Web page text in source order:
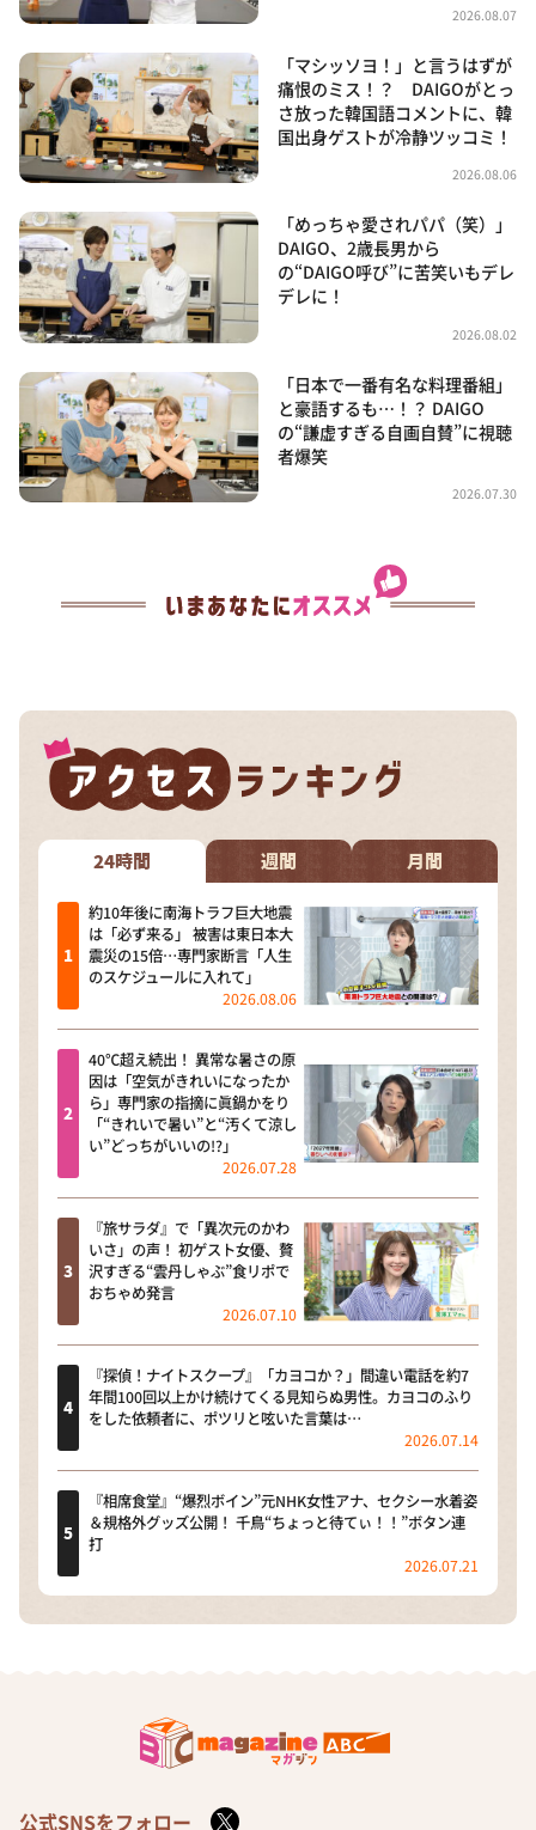
2026.08.07
「マシッソヨ！」と言うはずが
痛恨のミス！？ DAIGOがとっ
さ放った韓国語コメントに、韓
国出身ゲストが冷静ツッコミ！
2026.08.06
「めっちゃ愛されパパ（笑）」
DAIGO、2歳長男から
の“DAIGO呼び”に苦笑いもデレ
デレに！
2026.08.02
「日本で一番有名な料理番組」
と豪語するも…！？ DAIGO
の“謙虚すぎる自画自賛”に視聴
者爆笑
2026.07.30
24時間 週間 月間
約10年後に南海トラフ巨大地震
は「必ず来る」 被害は東日本大
震災の15倍…専門家断言「人生
のスケジュールに入れて」
2026.08.06
40℃超え続出！ 異常な暑さの原
因は「空気がきれいになったか
ら」専門家の指摘に眞鍋かをり
「“きれいで暑い”と“汚くて涼し
い”どっちがいいの!?」
2026.07.28
『旅サラダ』で「異次元のかわ
いさ」の声！ 初ゲスト女優、贅
沢すぎる“雲丹しゃぶ”食リポで
おちゃめ発言
2026.07.10
『探偵！ナイトスクープ』「カヨコか？」間違い電話を約7
年間100回以上かけ続けてくる見知らぬ男性。カヨコのふり
をした依頼者に、ポツリと呟いた言葉は…
2026.07.14
『相席食堂』“爆烈ボイン”元NHK女性アナ、セクシー水着姿
＆規格外グッズ公開！ 千鳥“ちょっと待てぃ！！”ボタン連
打
2026.07.21
公式SNSをフォロー